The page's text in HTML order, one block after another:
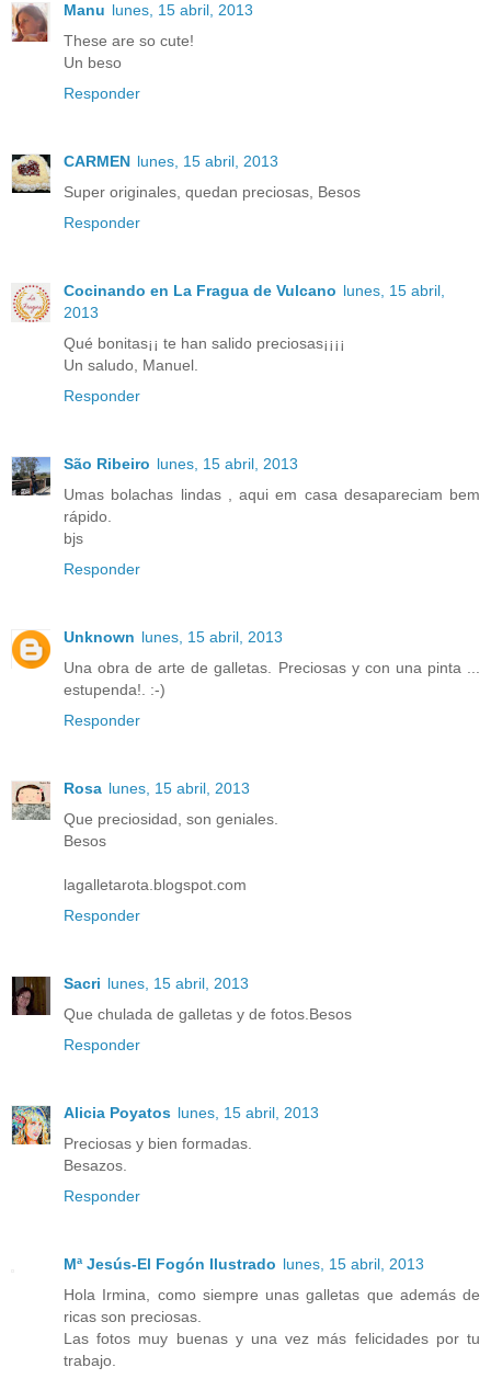
Manu lunes, 15 abril, 2013
These are so cute!
Un beso
Responder
CARMEN lunes, 15 abril, 2013
Super originales, quedan preciosas, Besos
Responder
Cocinando en La Fragua de Vulcano lunes, 15 abril,
2013
Qué bonitas¡¡ te han salido preciosas¡¡¡¡
Un saludo, Manuel.
Responder
São Ribeiro lunes, 15 abril, 2013
Umas bolachas lindas , aqui em casa desapareciam bem
rápido.
bjs
Responder
Unknown lunes, 15 abril, 2013
Una obra de arte de galletas. Preciosas y con una pinta ...
estupenda!. :-)
Responder
Rosa lunes, 15 abril, 2013
Que preciosidad, son geniales.
Besos
lagalletarota.blogspot.com
Responder
Sacri lunes, 15 abril, 2013
Que chulada de galletas y de fotos.Besos
Responder
Alicia Poyatos lunes, 15 abril, 2013
Preciosas y bien formadas.
Besazos.
Responder
Mª Jesús-El Fogón Ilustrado lunes, 15 abril, 2013
Hola Irmina, como siempre unas galletas que además de
ricas son preciosas.
Las fotos muy buenas y una vez más felicidades por tu
trabajo.